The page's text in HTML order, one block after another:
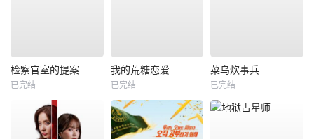
检察官室的提案
已完结
我的荒糖恋爱
已完结
菜鸟炊事兵
已完结